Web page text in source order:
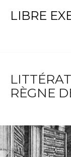
LIBRE
RÈGNE